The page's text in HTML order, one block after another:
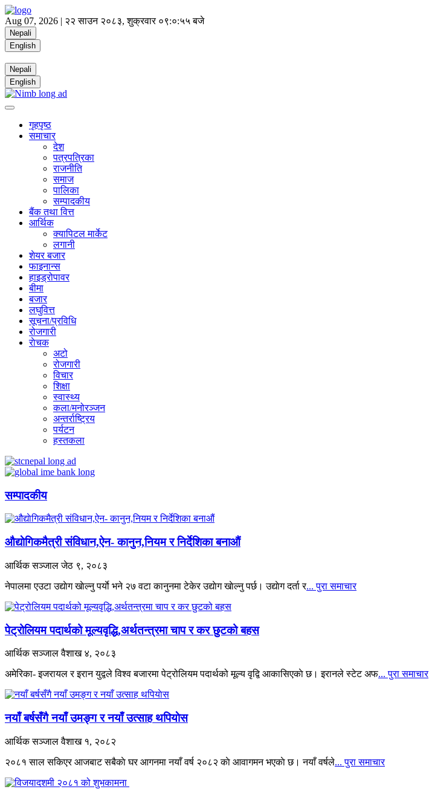
Aug 07, 2026 | २२ साउन २०८३, शुक्रवार ०९:०:५६ बजे
Nepali
English
Nepali
English
गृहपृष्ठ
समाचार
देश
पत्रपत्रिका
राजनीति
समाज
पालिका
सम्पादकीय
बैंक तथा वित्त
आर्थिक
क्यापिटल मार्केट
लगानी
शेयर बजार
फाइनान्स
हाइड्रोपावर
बीमा
बजार
लघुवित्त
सूचना/प्रविधि
रोजगारी
राेचक
अटो
रोजगारी
विचार
शिक्षा
स्वास्थ्य
कला/मनोरञ्जन
अन्तर्राष्ट्रिय
पर्यटन
हस्तकला
सम्पादकीय
औद्याेगिकमैत्री संविधान,ऐन- कानुन,नियम र निर्देशिका बनाऔं
आर्थिक सञ्जालजेठ ९, २०८३
नेपालमा एउटा उद्याेग खाेल्नु पर्याे भने २७ वटा कानुनमा टेकेर उद्याेग खाेल्नु पर्छ। उद्याेग दर्ता र... पुरा समाचार
पेट्रोलियम पदार्थको मूल्यवृद्धि,अर्थतन्त्रमा चाप र कर छुटको बहस
आर्थिक सञ्जालवैशाख ४, २०८३
अमेरिका- इजरायल र इरान युद्वले विश्व बजारमा पेट्रोलियम पदार्थको मूल्य वृद्वि आकासिएकाे छ। इरानले स्टेट अफ... पुरा समाचार
नयाँ बर्षसँगै नयाँ उमङ्ग र नयाँ उत्साह थपियाेस
आर्थिक सञ्जालवैशाख १, २०८२
२०८१ साल सकिएर आजबाट सबैकाे घर आगनमा नयाँ वर्ष २०८२ काे आवागमन भएकाे छ। नयाँ वर्षले... पुरा समाचार